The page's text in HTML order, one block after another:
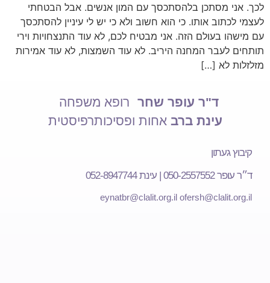
לכך. אני מסתכן בלהסתכסך עם המון אנשים. אבל הבטחתי
לעצמי לכתוב אותו. כי הוא חשוב ולא כי יש לי עיניין להסתכסך
עם מישהו בעולם הזה. אני מבטיח לכם, לא עוד התנצחויות וירי
תותחים לעבר המחנה היריב. לא עוד השמצות, לא עוד אמירות
מזלזלות לא […]
ד"ר עופר שחר רופא משפחה
עינת ברבאחות ופסיכותרפיסטית
קיבוץ געתון
ד״ר עופר 050-2557552 | עינת 052-8947744
ofersh@clalit.org.il
eynatbr@clalit.org.il